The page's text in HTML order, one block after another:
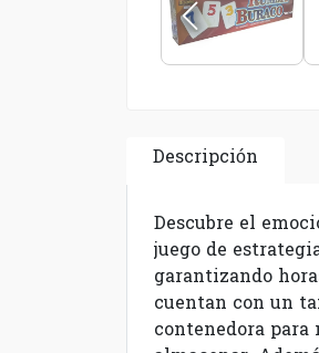
Descripción
Descubre el
juego de
garantizando
cuentan con un
contenedora